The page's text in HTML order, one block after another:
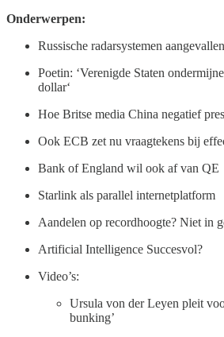
Onderwerpen:
Russische radarsystemen aangevallen
Poetin: ‘Verenigde Staten
dollar‘
Hoe Britse media China negatief
Ook ECB zet nu vraagtekens bij
Bank of England wil ook af van QE
Starlink als parallel internetplatform
Aandelen op recordhoogte? Niet in
Artificial Intelligence Succesvol?
Video’s:
Ursula von der Leyen pleit
bunking’